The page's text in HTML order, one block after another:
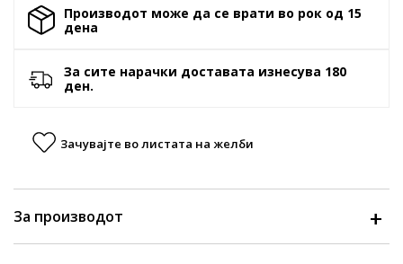
Производот може да се врати во рок од 15
денa
За сите нарачки доставата изнесува 180
ден.
Зачувајте во листата на желби
За производот